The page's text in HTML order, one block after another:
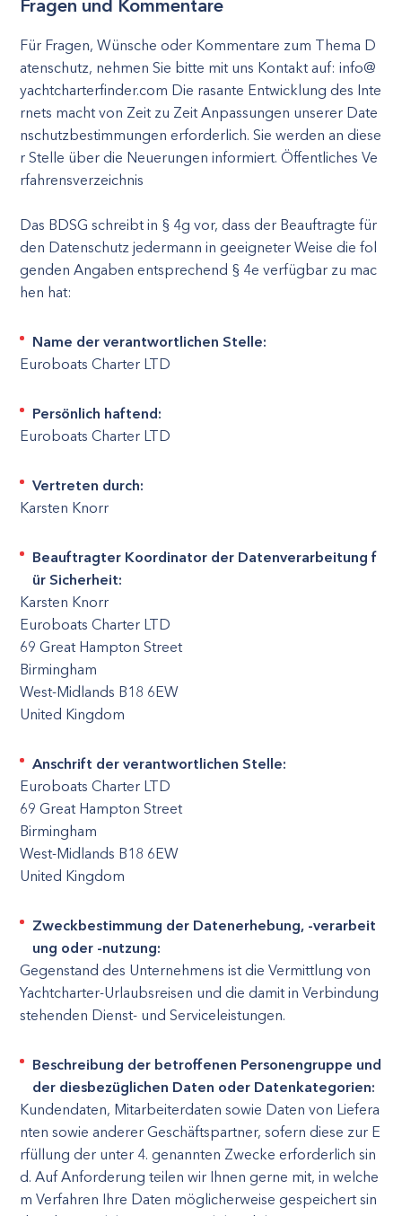
Fragen und Kommentare
Für Fragen, Wünsche oder Kommentare zum Thema D
atenschutz, nehmen Sie bitte mit uns Kontakt auf:info@
yachtcharterfinder.com Die rasante Entwicklung des Inte
rnets macht von Zeit zu Zeit Anpassungen unserer Date
nschutzbestimmungen erforderlich. Sie werden an diese
r Stelle über die Neuerungen informiert. Öffentliches Ve
rfahrensverzeichnis
Das BDSG schreibt in § 4g vor, dass der Beauftragte für
den Datenschutz jedermann in geeigneter Weise die fol
genden Angaben entsprechend § 4e verfügbar zu mac
hen hat:
Name der verantwortlichen Stelle:
Euroboats Charter LTD
Persönlich haftend:
Euroboats Charter LTD
Vertreten durch:
Karsten Knorr
Beauftragter Koordinator der Datenverarbeitung f
ür Sicherheit:
Karsten Knorr
Euroboats Charter LTD
69 Great Hampton Street
Birmingham
West-Midlands B18 6EW
United Kingdom
Anschrift der verantwortlichen Stelle:
Euroboats Charter LTD
69 Great Hampton Street
Birmingham
West-Midlands B18 6EW
United Kingdom
Zweckbestimmung der Datenerhebung, -verarbeit
ung oder -nutzung:
Gegenstand des Unternehmens ist die Vermittlung von
Yachtcharter-Urlaubsreisen und die damit in Verbindung
stehenden Dienst- und Serviceleistungen.
Beschreibung der betroffenen Personengruppe und
der diesbezüglichen Daten oder Datenkategorien:
Kundendaten, Mitarbeiterdaten sowie Daten von Liefera
nten sowie anderer Geschäftspartner, sofern diese zur E
rfüllung der unter 4. genannten Zwecke erforderlich sin
d. Auf Anforderung teilen wir Ihnen gerne mit, in welche
m Verfahren Ihre Daten möglicherweise gespeichert sin